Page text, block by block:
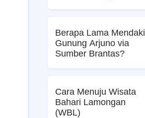
Berapa Lama Mendaki
Gunung Arjuno via
Sumber Brantas?
Cara Menuju Wisata
Bahari Lamongan
(WBL)